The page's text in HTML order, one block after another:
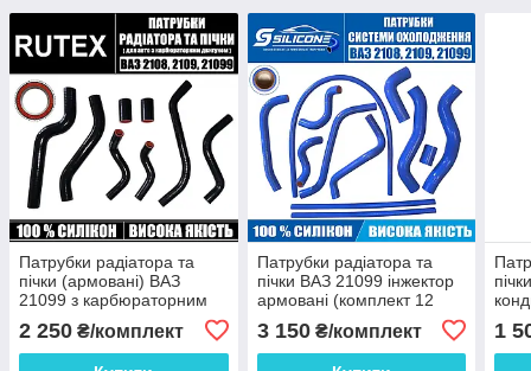
Патрубки радіатора та
пічки (армовані) ВАЗ
21099 з карбюраторним
двигуном ( комплект 8 шт.)
чорний силікон
2 250 ₴/комплект
Патрубки радіатора та
пічки ВАЗ 21099 інжектор
армовані (комплект 12
3 150₴/комплект 1